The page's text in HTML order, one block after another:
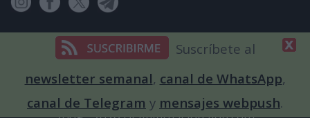
Suscríbete al
newsletter semanal, canal de WhatsApp,
canal de Telegram y mensajes webpush.